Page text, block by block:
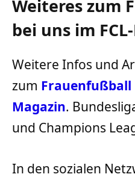
Weiteres zum
bei uns im
Weitere Infos und
zum Frauenfußball
Magazin.
und Champions
In den sozialen